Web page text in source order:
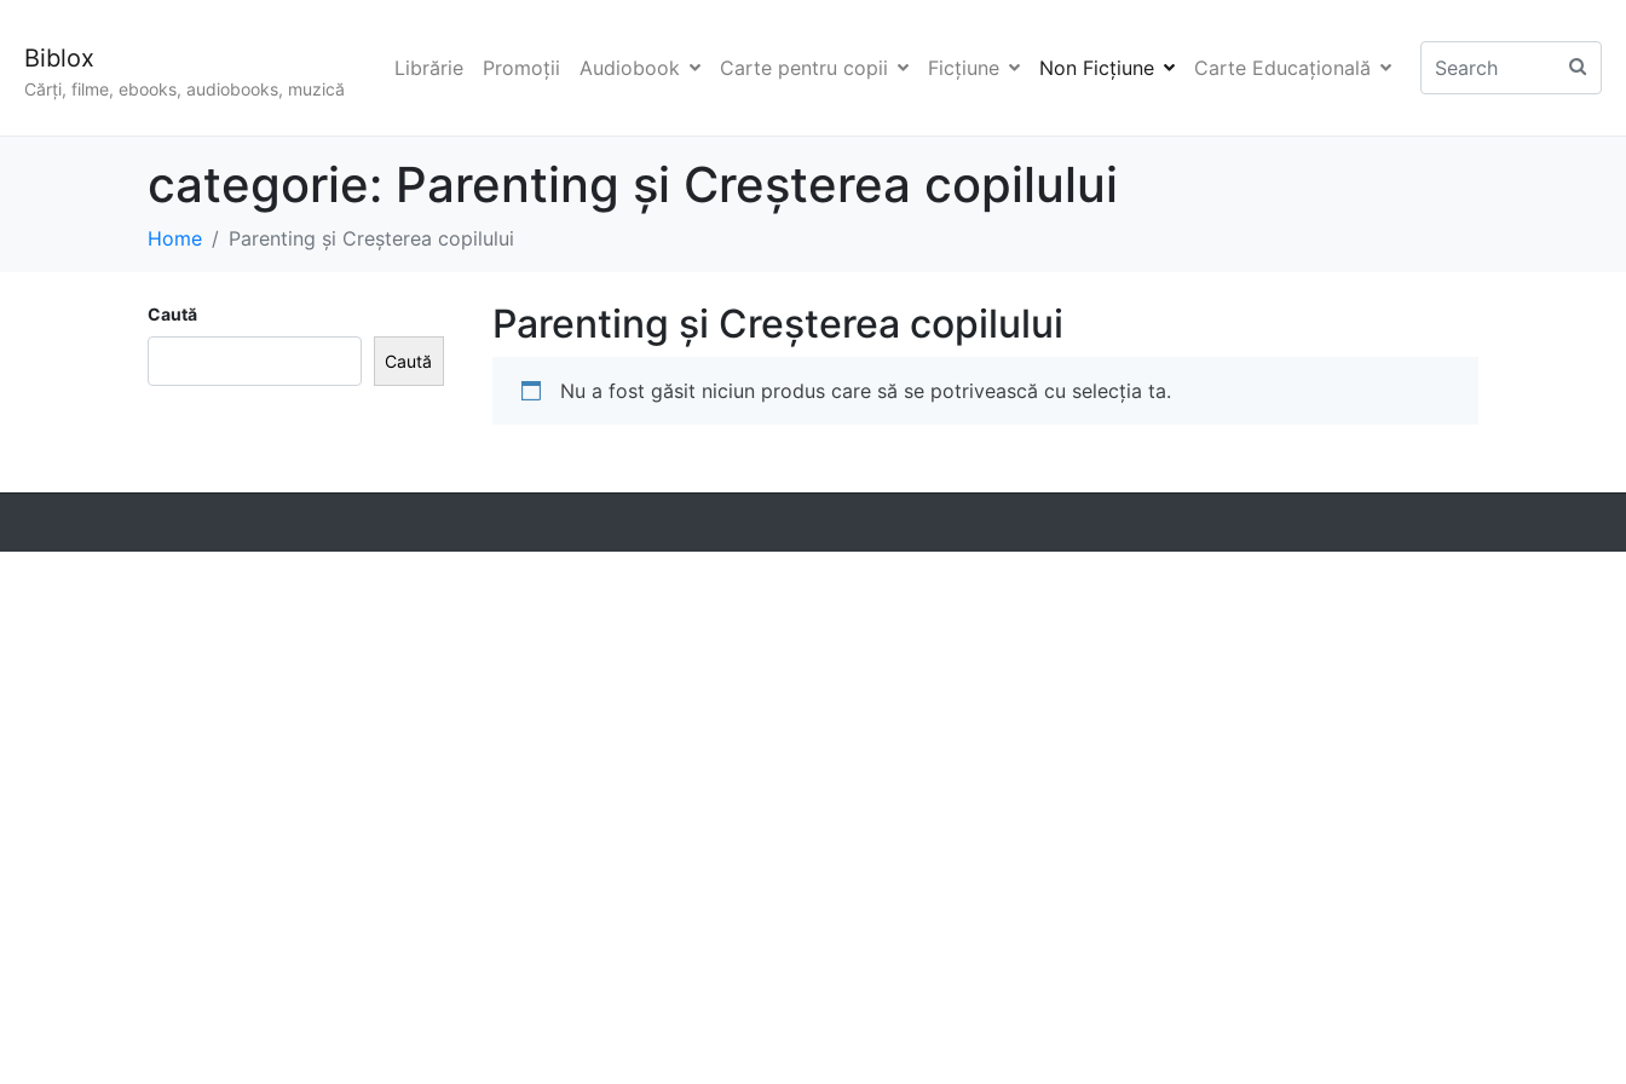
Biblox
Cărți, filme, ebooks, audiobooks, muzică
Librărie Promoții Audiobook Carte pentru copii Ficţiune Non Ficţiune Carte Educaţională
categorie: Parenting și Creșterea copilului
Home Parenting și Creșterea copilului
Parenting și Creșterea copilului
Nu a fost găsit niciun produs care să se potrivească cu selecția ta.
Caută
Caută